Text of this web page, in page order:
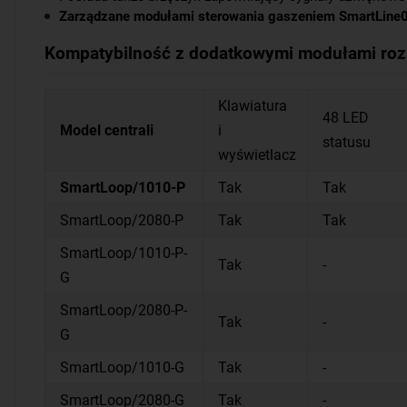
Zarządzane modułami sterowania gaszeniem
Kompatybilność z dodatkowymi modułami
Model centrali
Klawiatura
i
wyświetlacz
48 LED
statusu
SmartLoop/1010-P Tak Tak
SmartLoop/2080-P
Tak Tak
SmartLoop/1010-P-
G
Tak -
SmartLoop/2080-P-
G
Tak -
SmartLoop/1010-G Tak -
SmartLoop/2080-G
Tak -